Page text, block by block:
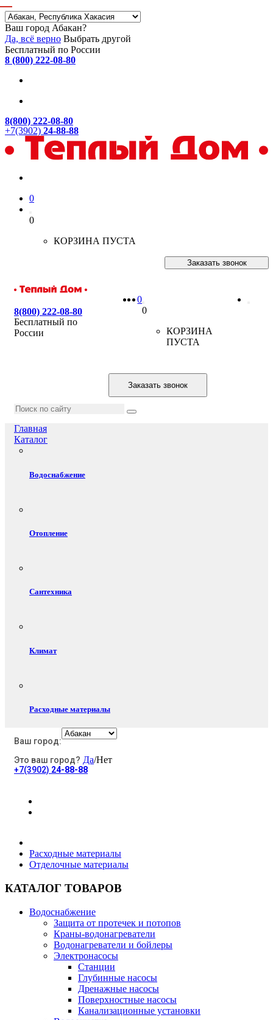
Ваш город Абакан?
Да, всё верно Выбрать другой
Бесплатный по России
8 (800) 222-08-80
8(800) 222-08-80
+7(3902) 24-88-88
0
0
КОРЗИНА ПУСТА
Заказать звонок
8(800) 222-08-80
Бесплатный по
России
0
0
КОРЗИНА
ПУСТА
Заказать звонок
Главная
Каталог
Водоснабжение
Отопление
Сантехника
Климат
Расходные материалы
Электротовары
Хозяйственные товары
Строительные товары
Все для бани
Ваш город:
Это ваш город? Да/Нет
+7(3902) 24-88-88
Расходные материалы
Отделочные материалы
КАТАЛОГ ТОВАРОВ
Водоснабжение
Защита от протечек и потопов
Краны-водонагреватели
Водонагреватели и бойлеры
Электронасосы
Станции
Глубинные насосы
Дренажные насосы
Поверхностные насосы
Канализационные установки